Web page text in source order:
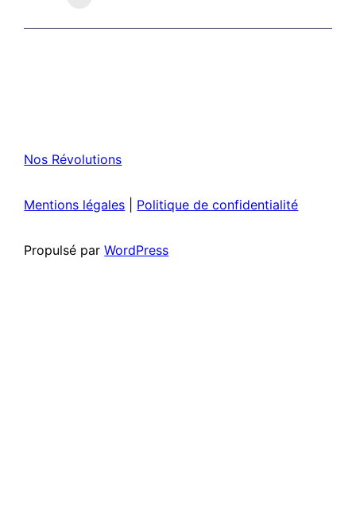
Nos Révolutions
Mentions légales Politique de confidentialité
Propulsé parWordPress